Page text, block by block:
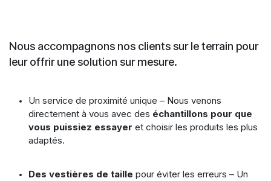
Nous accompagnons nos clients sur le terrain pour
leur offrir une solution sur mesure.
Un service de proximité unique – Nous venons
directement à vous avec des échantillons pour que
vous puissiez essayer et choisir les produits les plus
adaptés.
Des vestières de taille pour éviter les erreurs – Un